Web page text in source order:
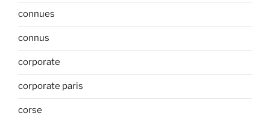
connues
connus
corporate
corporate paris
corse